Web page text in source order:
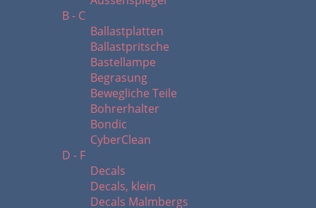
B - C
Ballastplatten
Ballastpritsche
Bastellampe
Begrasung
Bewegliche Teile
Bohrerhalter
Bondic
CyberClean
D - F
Decals
Decals, klein
Decals Malmbergs